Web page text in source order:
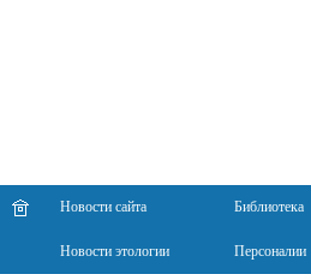
Новости сайта Библиотека
Новости этологии Персоналии